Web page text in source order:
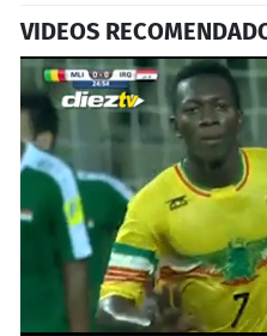
VIDEOS